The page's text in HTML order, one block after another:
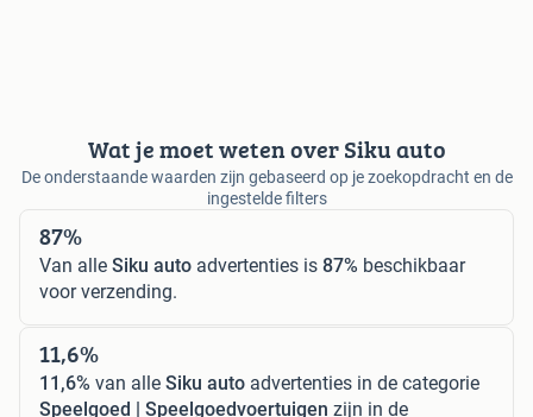
Wat je moet weten over Siku auto
De onderstaande waarden zijn gebaseerd op je zoekopdracht en de
ingestelde filters
87%
Van alle Siku auto advertenties is 87% beschikbaar
voor verzending.
11,6%
11,6% van alle Siku auto advertenties in de categorie
Speelgoed | Speelgoedvoertuigen zijn in de